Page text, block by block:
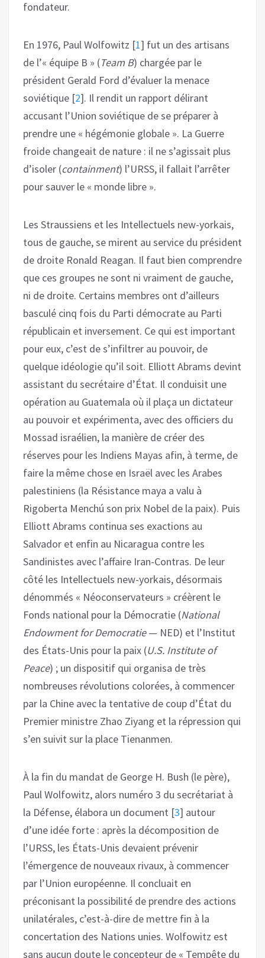
fondateur.
En 1976, Paul Wolfowitz [1] fut un des artisans
de l’« équipe B » (Team B) chargée par le
président Gerald Ford d’évaluer la menace
soviétique [2]. Il rendit un rapport délirant
accusant l’Union soviétique de se préparer à
prendre une « hégémonie globale ». La Guerre
froide changeait de nature : il ne s’agissait plus
d’isoler (containment) l’URSS, il fallait l’arrêter
pour sauver le « monde libre ».
Les Straussiens et les Intellectuels new-yorkais,
tous de gauche, se mirent au service du président
de droite Ronald Reagan. Il faut bien comprendre
que ces groupes ne sont ni vraiment de gauche,
ni de droite. Certains membres ont d’ailleurs
basculé cinq fois du Parti démocrate au Parti
républicain et inversement. Ce qui est important
pour eux, c’est de s’infiltrer au pouvoir, de
quelque idéologie qu’il soit. Elliott Abrams devint
assistant du secrétaire d’État. Il conduisit une
opération au Guatemala où il plaça un dictateur
au pouvoir et expérimenta, avec des officiers du
Mossad israélien, la manière de créer des
réserves pour les Indiens Mayas afin, à terme, de
faire la même chose en Israël avec les Arabes
palestiniens (la Résistance maya a valu à
Rigoberta Menchú son prix Nobel de la paix). Puis
Elliott Abrams continua ses exactions au
Salvador et enfin au Nicaragua contre les
Sandinistes avec l’affaire Iran-Contras. De leur
côté les Intellectuels new-yorkais, désormais
dénommés « Néoconservateurs » créèrent le
Fonds national pour la Démocratie (National
Endowment for Democratie— NED) et l’Institut
des États-Unis pour la paix (U.S. Institute of
Peace) ; un dispositif qui organisa de très
nombreuses révolutions colorées, à commencer
par la Chine avec la tentative de coup d’État du
Premier ministre Zhao Ziyang et la répression qui
s’en suivit sur la place Tienanmen.
À la fin du mandat de George H. Bush (le père),
Paul Wolfowitz, alors numéro 3 du secrétariat à
la Défense, élabora un document [3] autour
d’une idée forte : après la décomposition de
l’URSS, les États-Unis devaient prévenir
l’émergence de nouveaux rivaux, à commencer
par l’Union européenne. Il concluait en
préconisant la possibilité de prendre des actions
unilatérales, c’est-à-dire de mettre fin à la
concertation des Nations unies. Wolfowitz est
sans aucun doute le concepteur de « Tempête du